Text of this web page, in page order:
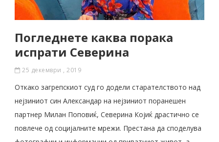
Погледнете каква порака
испрати Северина
25 декември , 2019
Откако загрепскиот суд го додели старателството над
нејзиниот син Александар на нејзиниот поранешен
партнер Милан Поповиќ, Северина Којиќ драстично се
повлече од социјалните мрежи. Престана да споделува